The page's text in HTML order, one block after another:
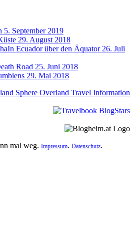
5. September 2019
29. August 2018
In Ecuador über den Äquator 26. Juli
Road 25. Juni 2018
29. Mai 2018
mal weg. Impressum. Datenschutz.